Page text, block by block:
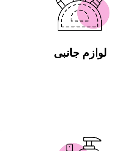
لوازم جانبی